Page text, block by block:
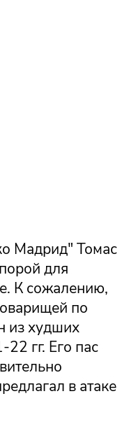
Мадрид" Томас
для
К сожалению,
по
из худших
гг. Его пас
в атаке